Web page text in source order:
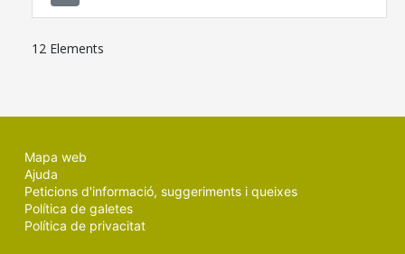
12 Elements
Mapa web
Ajuda
Peticions d'informació, suggeriments i queixes
Política de galetes
Política de privacitat